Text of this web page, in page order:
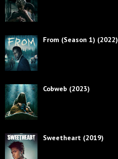
From (Season 1) (2022)
Cobweb (2023)
Sweetheart (2019)